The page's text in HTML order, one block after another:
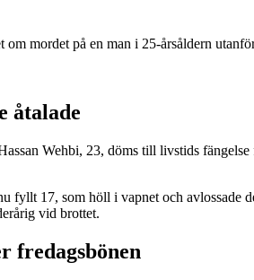
mordet på en man i 25-årsåldern
åtalade
Wehbi, 23, döms till livstids
fyllt 17, som höll i vapnet och avlossade
vid brottet.
fredagsbönen